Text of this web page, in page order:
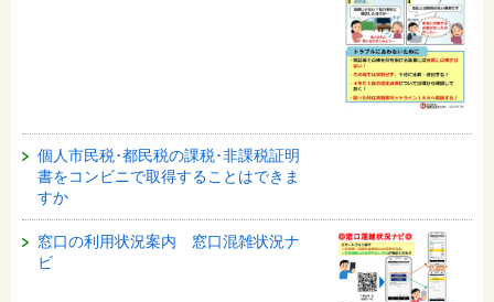
個人市民税･都民税の課税･非課税証明
書をコンビニで取得することはできま
すか
窓口の利用状況案内 窓口混雑状況ナ
ビ